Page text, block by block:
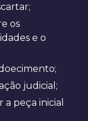
os
e o
judicial;
peça inicial